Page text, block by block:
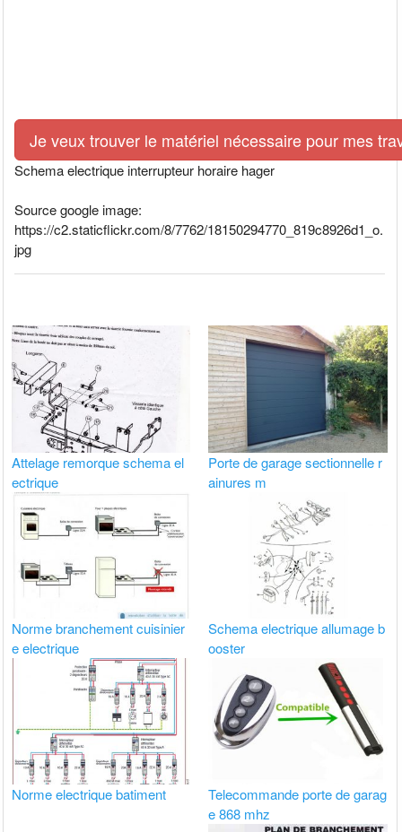
Je veux trouver le matériel nécessaire pour mes
Schema electrique interrupteur horaire hager
Source google image:
https://c2.staticflickr.com/8/7762/18150294770_819c8926d1_o.
jpg
Attelage remorque schema el
ectrique
Porte de garage sectionnelle r
ainures m
Norme branchement cuisinier
e electrique
Schema electrique allumage b
ooster
Norme electrique batiment
Telecommande porte de garag
e 868 mhz